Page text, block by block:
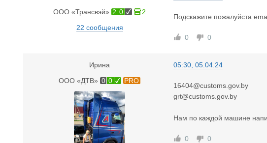
ООО «Трансвэй» 2 0
2
22 сообщения
Подскажите пожалуйста
0 0
Ирина
ООО «ДТВ» 0 0 PRO
05:30, 05.04.24
16404@customs.gov.by
grt@customs.gov.by
Нам по каждой машине
0 0